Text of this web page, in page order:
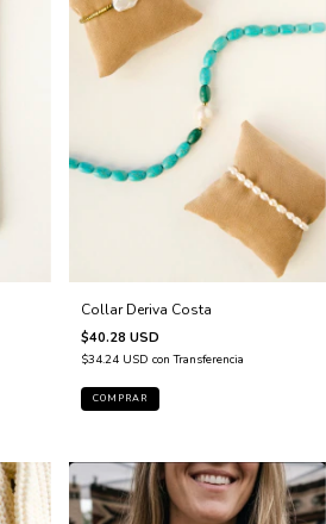
Collar Deriva Costa
$40.28 USD
$34.24 USD con Transferencia